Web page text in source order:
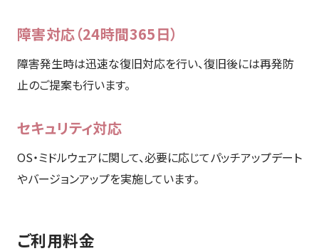
障害対応（24時間365日）
障害発生時は迅速な復旧対応を行い、復旧後には再発防
止のご提案も行います。
セキュリティ対応
OS・ミドルウェアに関して、必要に応じてパッチアップデート
やバージョンアップを実施しています。
ご利用料金